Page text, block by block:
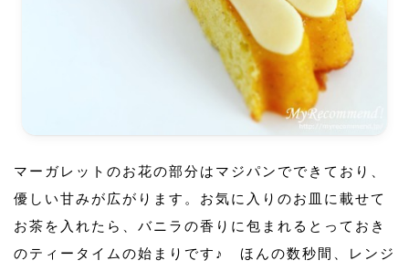
マーガレットのお花の部分はマジパンでできており、
優しい甘みが広がります。お気に入りのお皿に載せて
お茶を入れたら、バニラの香りに包まれるとっておき
のティータイムの始まりです♪ ほんの数秒間、レンジ